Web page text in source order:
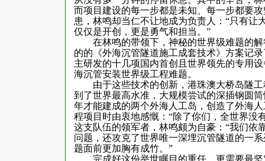
而项目建设的每一步都是未知、每一步都要
患，林鸣却当仁不让地成为负责人：“只有让
仅仅是开创，更是勇气和担当。”
在林鸣的带领下，神秘的世界级难题的解
的的《外海沉管隧道施工成套技术》方案记
主研发的十几项国内首创且世界领先的专用
海沉管安装世界级工程难题。
由于这些技术的创新，港珠澳大桥岛隧工
到了世界最高水准，大规模尝试的深插钢圆
年才能建成的两个外海人工岛，创造了外海
程项目时由衷地感慨：“除了你们，全世界没
这支队伍的领军者，林鸣颇为自豪：“我们依
问题，还攻克了世界唯一深埋沉管隧道的一
题面前更加胸有成竹。”
完成好这份举世瞩目的重任，更需要最坚